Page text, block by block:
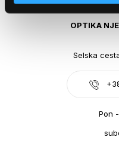
OPTIKA
Selska
Pon